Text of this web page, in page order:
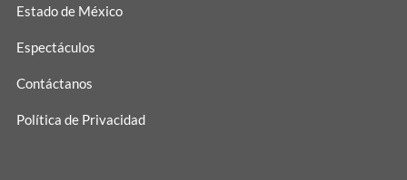
Estado de México
Espectáculos
Contáctanos
Política de Privacidad